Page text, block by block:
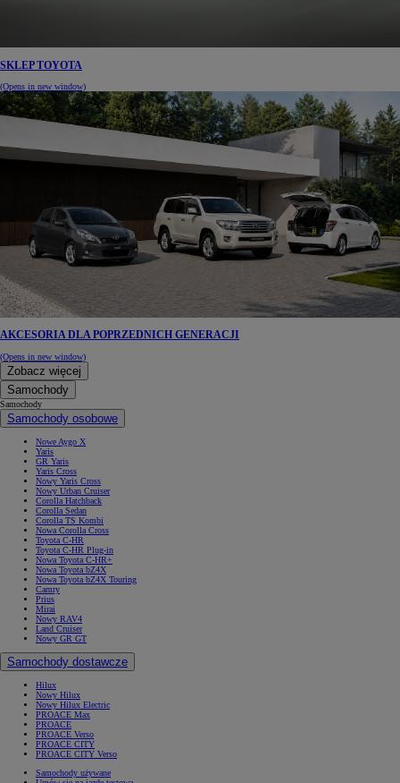
SKLEP TOYOTA
(Opens in new window)
AKCESORIA DLA POPRZEDNICH GENERACJI
(Opens in new window)
Zobacz więcej
Samochody
Samochody
Samochody osobowe
Nowe Aygo X
Yaris
GR Yaris
Yaris Cross
Nowy Yaris Cross
Nowy Urban Cruiser
Corolla Hatchback
Corolla Sedan
Corolla TS Kombi
Nowa Corolla Cross
Toyota C-HR
Toyota C-HR Plug-in
Nowa Toyota C-HR+
Nowa Toyota bZ4X
Nowa Toyota bZ4X Touring
Camry
Prius
Mirai
Nowy RAV4
Land Cruiser
Nowy GR GT
Samochody dostawcze
Hilux
Nowy Hilux
Nowy Hilux Electric
PROACE Max
PROACE
PROACE Verso
PROACE CITY
PROACE CITY Verso
Samochody używane